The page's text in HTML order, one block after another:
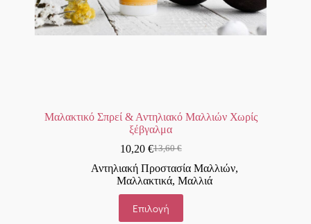
Μαλακτικό Σπρεί & Αντηλιακό Μαλλιών Χωρίς
ξέβγαλμα
13,60€
10,20 €
Αντηλιακή Προστασία Μαλλιών,
Μαλλακτικά,Μαλλιά
Επιλογή